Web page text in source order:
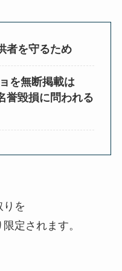
者を守るため
を無断掲載は
誉毀損に問われる
りを
定されます。